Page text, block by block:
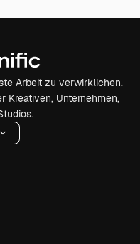
Arbeit zu verwirklichen.
Kreativen, Unternehmen,